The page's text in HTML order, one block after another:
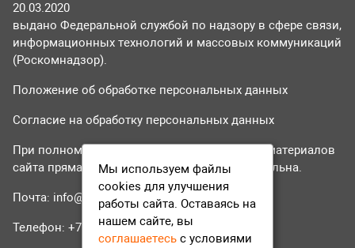
20.03.2020
выдано Федеральной службой по надзору в сфере связи,
информационных технологий и массовых коммуникаций
(Роскомнадзор).
Положение об обработке персональных данных
Согласие на обработку персональных данных
При полном или частичном использовании материалов
сайта прямая гиперссылка на tvr24.tv обязательна.
Почта: info@tvr24.tv
Телефон: +7 (496) 551-04-95
Мы используем файлы
cookies для улучшения
работы сайта. Оставаясь на
нашем сайте, вы
соглашаетесь с условиями